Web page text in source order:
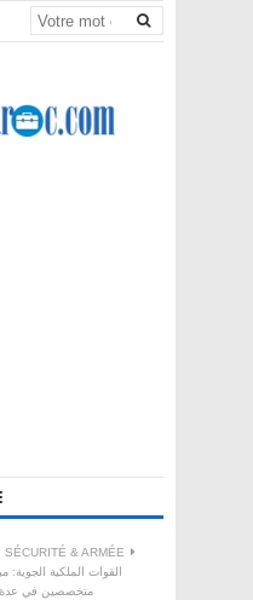
SÉCURITÉ & ARMÉE
القوات الملكية
متخصصين في عدة